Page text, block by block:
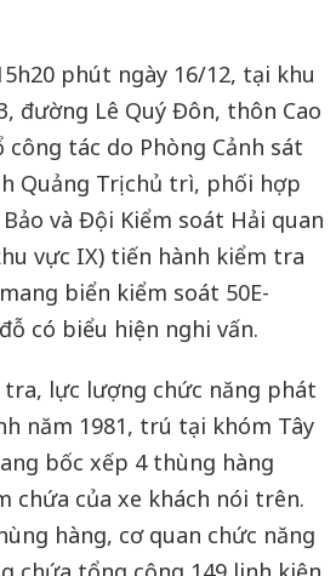
phút ngày 16/12, tại khu
đường Lê Quý Đôn, thôn Cao
công tác do Phòng Cảnh sát
Quảng Trị chủ trì, phối hợp
và Đội Kiểm soát Hải quan
vực IX) tiến hành kiểm tra
biển kiểm soát 50E-
có biểu hiện nghi vấn.
lực lượng chức năng phát
năm 1981, trú tại khóm Tây
bốc xếp 4 thùng hàng
chứa của xe khách nói trên.
hàng, cơ quan chức năng